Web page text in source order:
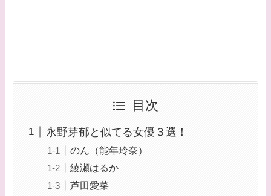
目次
永野芽郁と似てる女優３選！
のん（能年玲奈）
綾瀬はるか
芦田愛菜